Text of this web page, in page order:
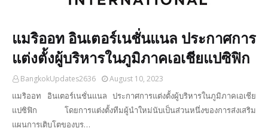
แมริออท อินเตอร์เนชั่นแนล ประกาศการ
แต่งตั้งผู้บริหารในภูมิภาคเอเชียแปซิฟิก
BangkokUpdates2636 August 10, 2023
แมริออท อินเตอร์เนชั่นแนล ประกาศการแต่งตั้งผู้บริหารในภูมิภาคเอเชีย
แปซิฟิก โดยการแต่งตั้งทีมผู้นำใหม่นับเป็นส่วนหนึ่งของการส่งเสริม
แผนการเติบโตของบร…